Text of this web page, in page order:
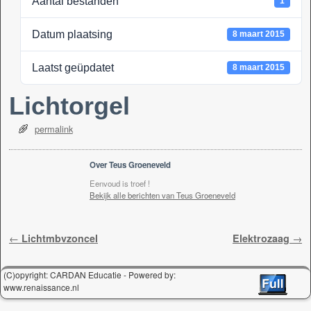
k
Datum plaatsing 8 maart 2015
Laatst geüpdatet 8 maart 2015
Lichtorgel
permalink
Over Teus Groeneveld
Eenvoud is troef !
Bekijk alle berichten van Teus Groeneveld
Berichtnavigatie
← Lichtmbvzoncel Elektrozaag →
(C)opyright: CARDAN Educatie - Powered by:
www.renaissance.nl